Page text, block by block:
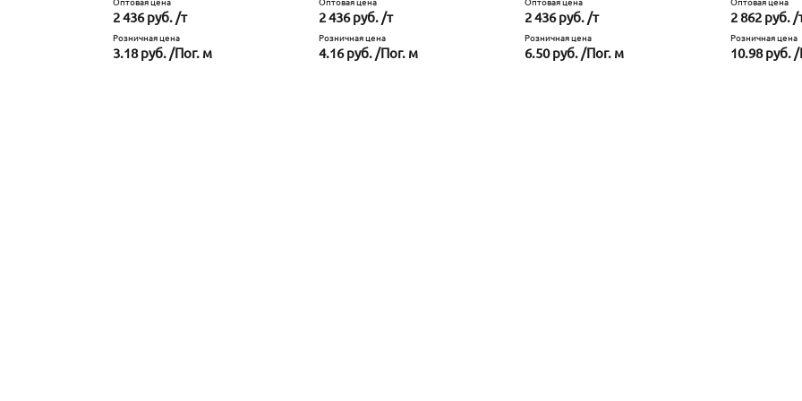
2 436 руб. /т
Розничная цена
3.18 руб. /Пог. м
2 436 руб. /т
Розничная цена
4.16 руб. /Пог. м
2 436 руб. /т
Розничная цена
6.50 руб. /Пог. м
2 862 руб. /
Розничная цена
10.98 руб.